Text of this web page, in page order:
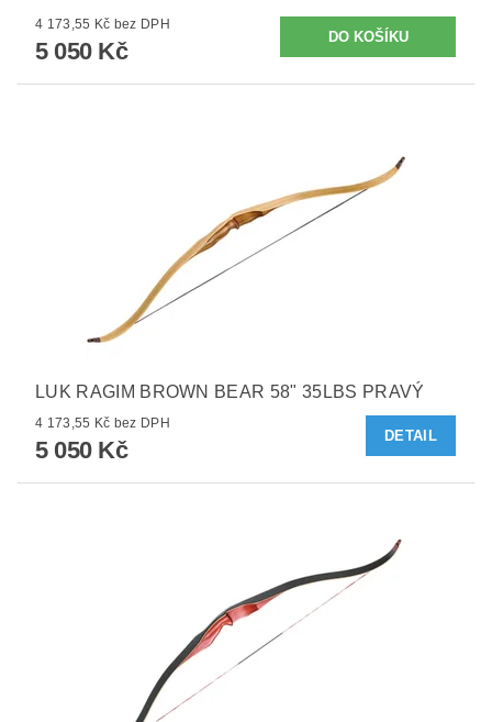
4 173,55 Kč bez DPH
5 050 Kč
LUK RAGIM BROWN BEAR 58" 35LBS PRAVÝ
4 173,55 Kč bez DPH
5 050 Kč
DETAIL